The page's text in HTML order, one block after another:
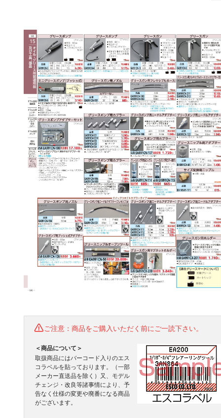
ご注意：商品をご購入いただく前にご一読下さい。
＜商品について＞
取扱商品にはバーコード入りのエス
コラベルを貼っております。（一部
メーカー直送品を除く）又、モデル
チェンジ・改良等諸事情により、予
告なく仕様の変更や廃番になる商品
がございます。